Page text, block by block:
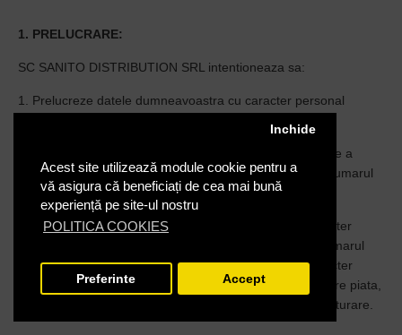
Acest site utilizează module cookie pentru a
vă asigura că beneficiați de cea mai bună
experiență pe site-ul nostru
POLITICA COOKIES
Inchide
Preferinte Accept
1. PRELUCRARE:
SC SANITO DISTRIBUTION SRL intentioneaza sa:
1. Prelucreze datele dumneavoastra cu caracter personal
a) date cu caracter personal avand functie de identificare a
clientilor, cuprinzand, numele si prenumele, domiciliul, numarul
de telefon, numarul de fax, adresa de mail;
2. Prelucreze datele dumneavoastra personale cu caracter
special, constand in codul numeric personal, seria si numarul
actului de identitate/pasaport ("Date Personale cu Caracter
Special") pentru scopuri legate de activitatea de cercetare piata,
reclama, marketing si publicitate, scopuri statistice si facturare.